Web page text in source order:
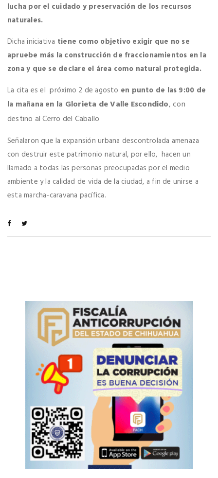
lucha por el cuidado y preservación de los recursos
naturales.
Dichainiciativa tiene como objetivo exigir que no se
apruebe más la construcción de fraccionamientos en la
zona y que se declare el área como natural protegida.
La cita es el próximo 2 de agosto en punto de las 9:00 de
la mañana en la Glorieta de Valle Escondido, con
destino al Cerro del Caballo
Señalaron que la expansión urbana descontrolada amenaza
con destruir este patrimonio natural, por ello, hacen un
llamado a todas las personas preocupadas por el medio
ambiente y la calidad de vida de la ciudad, a fin de unirse a
esta marcha-caravana pacífica.